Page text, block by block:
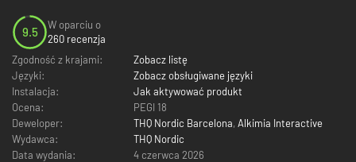
9.5
W oparciu o
260 recenzja
Zgodność z krajami:
Zobacz listę
Języki:
Zobacz obsługiwane języki
Instalacja:
Jak aktywować produkt
Ocena:
PEGI 18
Deweloper:
THQ Nordic Barcelona, Alkimia Interactive
Wydawca:
THQ Nordic
Data wydania:
4 czerwca 2026